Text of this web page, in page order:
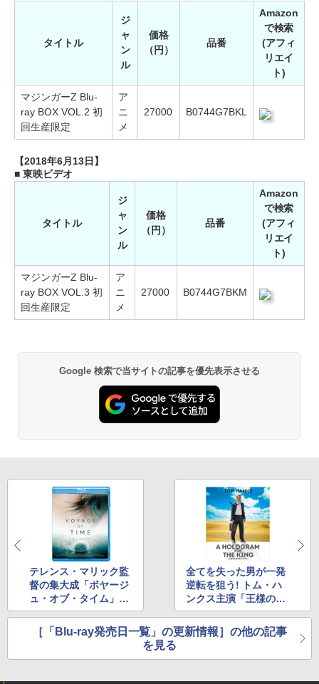
タイトル
ジ
ャ
ン
ル
価格
（円）
品番
Amazon
で検索
(アフィ
リエイ
ト)
マジンガーZ Blu-
ray BOX VOL.2 初
回生産限定
ア
ニ
メ
27000 B0744G7BKL
【2018年6月13日】
■ 東映ビデオ
タイトル
ジ
ャ
ン
ル
価格
（円）
品番
Amazon
で検索
(アフィ
リエイ
ト)
マジンガーZ Blu-
ray BOX VOL.3 初
回生産限定
ア
ニ
メ
27000 B0744G7BKM
Google 検索で当サイトの記事を優先表示させる
テレンス・マリック監
督の集大成「ボヤージ
ュ・オブ・タイム」8
月Blu-ray化
全てを失った男が一発
逆転を狙う! トム・ハ
ンクス主演「王様のた
めのホログラム」BD
化
［「Blu-ray発売日一覧」の更新情報］の他の記事
を見る